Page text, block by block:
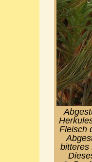
Fleisch
bitteres